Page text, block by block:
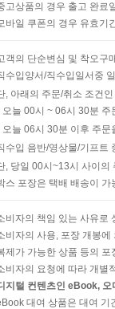
고상품의 경우 출고 완료
바일 쿠폰의 경우 유효기
객의 단순변심 및 착오구
수입양서/직수입일서중
, 아래의 주문/취소 조건
오늘 00시 ~ 06시 30분
오늘 06시 30분 이후 주
수입 음반/영상물/기프트
, 당일 00시~13시 사이의
스 포장은 택배 배송이
비자의 책임 있는 사유로
비자의 사용, 포장 개봉
제가 가능한 상품 등의
비자의 요청에 따라 개별
지털 컨텐츠인 eBook,
대여 상품은 대여 기